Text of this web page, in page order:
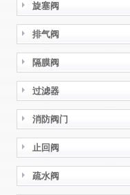
旋塞阀
排气阀
隔膜阀
过滤器
消防阀门
止回阀
疏水阀